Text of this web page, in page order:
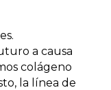
a causa
colágeno
la línea de